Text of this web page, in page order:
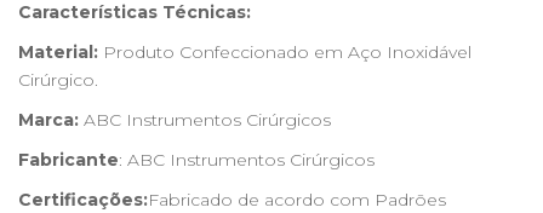
Características Técnicas:
Material: Produto Confeccionado em Aço Inoxidável
Cirúrgico.
Marca: ABC Instrumentos Cirúrgicos
Fabricante: ABC Instrumentos Cirúrgicos
Certificações:Fabricado de acordo com Padrões